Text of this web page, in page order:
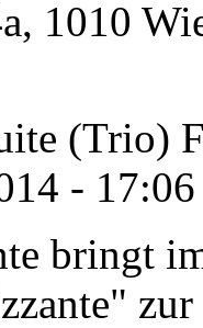
1010
(Trio)
- 17:06
bringt